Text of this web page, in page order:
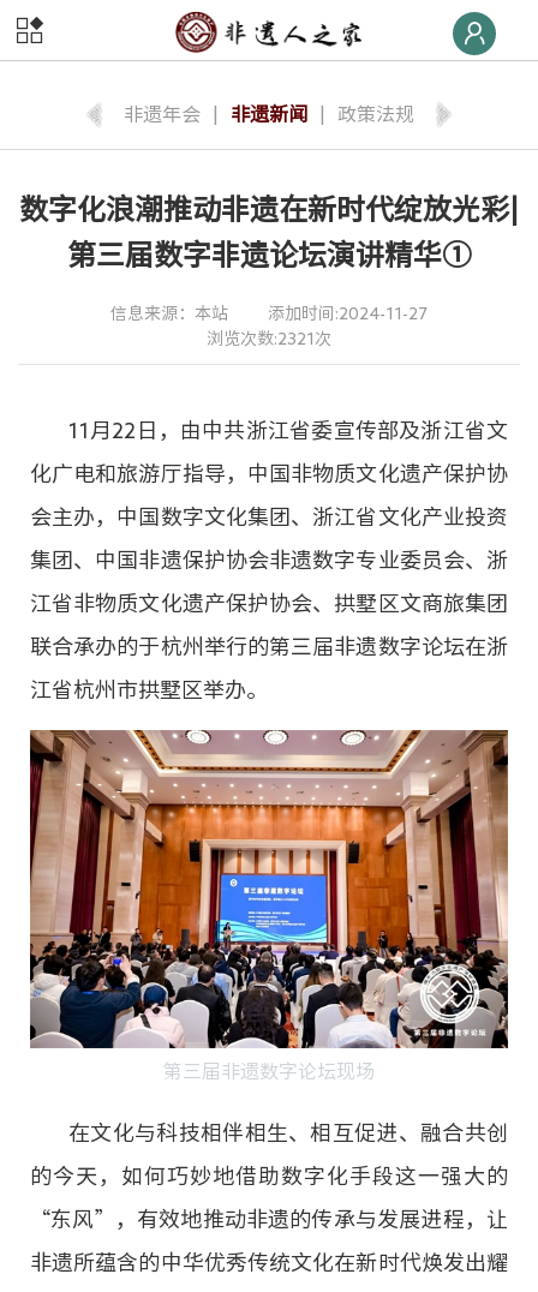
首页
快线
非遗 大学堂
非遗大集
非遗后援团
非遗大数据
非遗年会 非遗新闻 政策法规
数字化浪潮推动非遗在新时代绽放光彩|
第三届数字非遗论坛演讲精华①
信息来源：本站
添加时间:2024-11-27
浏览次数:2321次
11月22日，由中共浙江省委宣传部及浙江省文
化广电和旅游厅指导，中国非物质文化遗产保护协
会主办，中国数字文化集团、浙江省文化产业投资
集团、中国非遗保护协会非遗数字专业委员会、浙
江省非物质文化遗产保护协会、拱墅区文商旅集团
联合承办的于杭州举行的第三届非遗数字论坛在浙
江省杭州市拱墅区举办。
第三届非遗数字论坛现场
在文化与科技相伴相生、相互促进、融合共创
的今天，如何巧妙地借助数字化手段这一强大的
“东风”，有效地推动非遗的传承与发展进程，让
非遗所蕴含的中华优秀传统文化在新时代焕发出耀